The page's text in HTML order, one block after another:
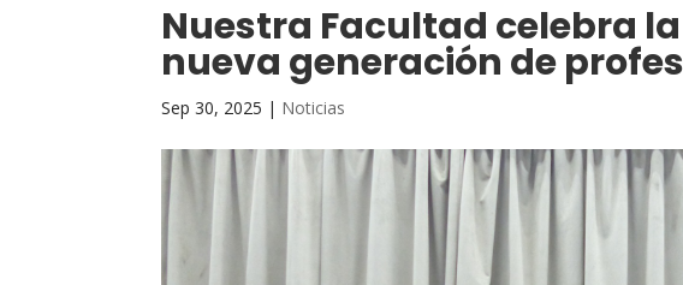
Nuestra Facultad celebra
nueva generación de
Sep 30, 2025 | Noticias